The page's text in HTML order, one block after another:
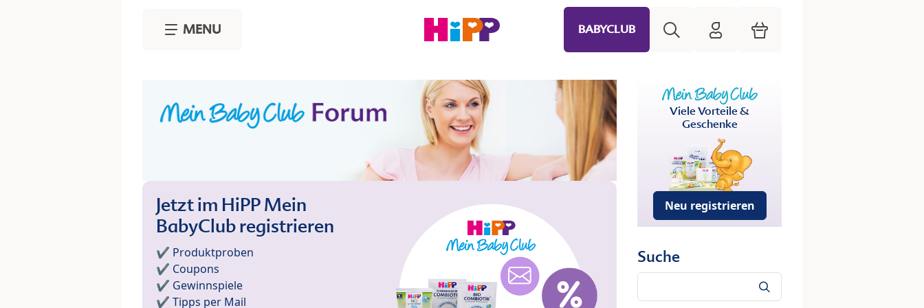
MENU BABYCLUB HiPP Mein Babyclub
Warenkorb
Jetzt im HiPP Mein
BabyClub registrieren
✔️ Produktproben
✔️ Coupons
✔️ Gewinnspiele
✔️ Tipps per Mail
Viele Vorteile &
Geschenke
Neu registrieren
Suche